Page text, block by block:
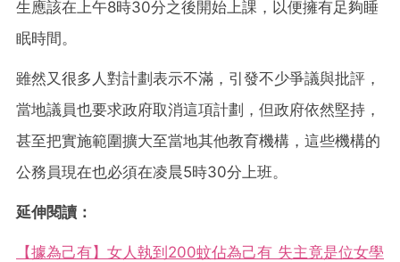
生應該在上午8時30分之後開始上課，以便擁有足夠睡
眠時間。
雖然又很多人對計劃表示不滿，引發不少爭議與批評，
當地議員也要求政府取消這項計劃，但政府依然堅持，
甚至把實施範圍擴大至當地其他教育機構，這些機構的
公務員現在也必須在凌晨5時30分上班。
延伸閱讀：
【據為己有】女人執到200蚊佔為己有 失主竟是位女學